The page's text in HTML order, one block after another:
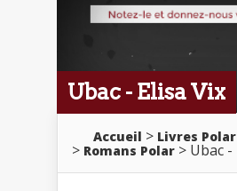
Ubac - Elisa Vix
Accueil
Livres Polar
Romans Polar
Ubac -